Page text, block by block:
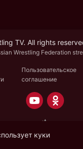
TV. All rights
Wrestling Federation
Пользовательское
соглашение
куки